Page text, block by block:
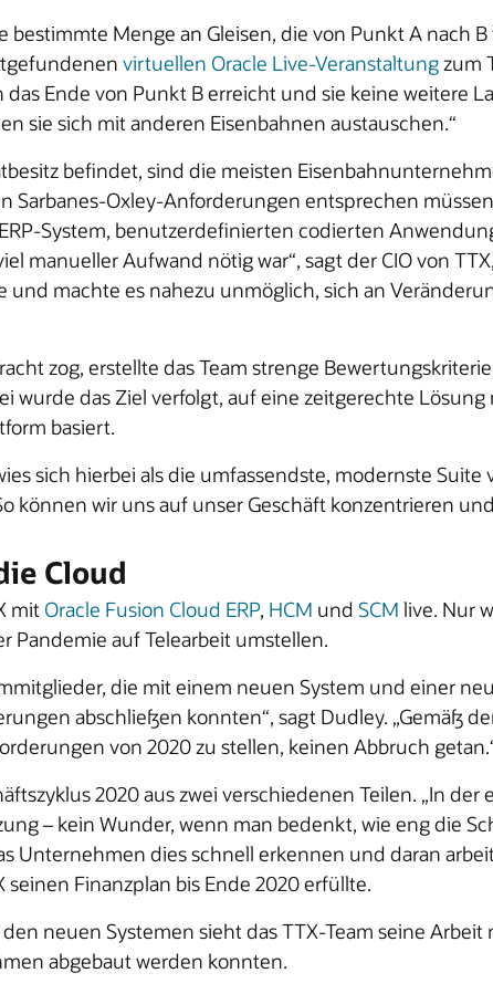
bestimmte Menge an Gleisen, die von Punkt A nach
virtuellen Oracle Live-Veranstaltungzum
Ende von Punkt B erreicht und sie keine weitere
sie sich mit anderen Eisenbahnen austauschen.“
befindet, sind die meisten
Sarbanes-Oxley-Anforderungen entsprechen
System, benutzerdefinierten codierten
manueller Aufwand nötig war“, sagt der CIO von
und machte es nahezu unmöglich, sich an
zog, erstellte das Team strenge
wurde das Ziel verfolgt, auf eine zeitgerechte
basiert.
sich hierbei als die umfassendste, modernste
können wir uns auf unser Geschäft konzentrieren
Cloud
mit Oracle Fusion Cloud ERP, HCM und SCM live. Nur
Pandemie auf Telearbeit umstellen.
die mit einem neuen System und einer
abschließen konnten“, sagt Dudley. „Gemäß
von 2020 zu stellen, keinen Abbruch
2020 aus zwei verschiedenen Teilen. „In
– kein Wunder, wenn man bedenkt, wie eng die
Unternehmen dies schnell erkennen und daran
Finanzplan bis Ende 2020 erfüllte.
neuen Systemen sieht das TTX-Team seine
abgebaut werden konnten.